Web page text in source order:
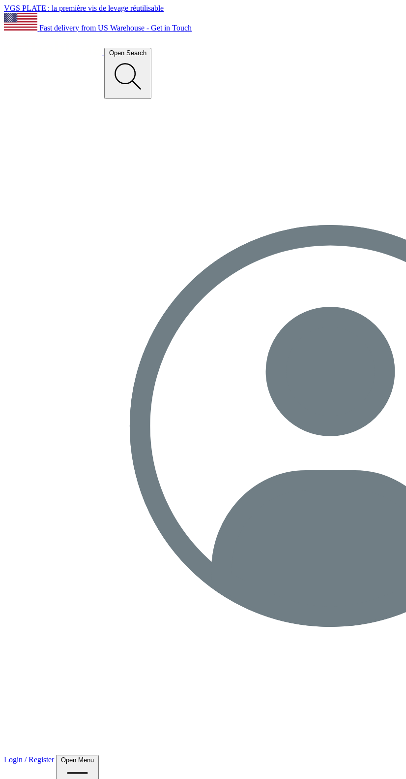
VGS PLATE : la première vis de levage réutilisable
Fast delivery from US Warehouse - Get in Touch
Open Search
Login / Register Open Menu